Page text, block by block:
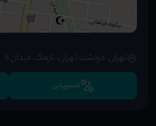
تهران، دردشت تهران، نارمک، میدان ۱۱
مسیریابی